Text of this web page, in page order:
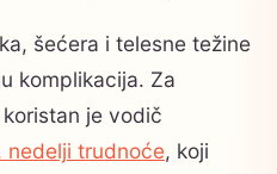
šećera i telesne težine
komplikacija. Za
je vodič
nedelji trudnoće, koji